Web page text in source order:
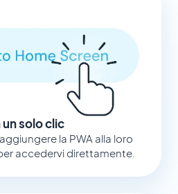
solo clic
la PWA alla loro
accedervi direttamente.